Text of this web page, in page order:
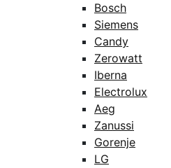
Bosch
Siemens
Candy
Zerowatt
Iberna
Electrolux
Aeg
Zanussi
Gorenje
LG